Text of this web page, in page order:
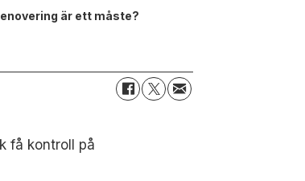
är ett måste?
få kontroll på